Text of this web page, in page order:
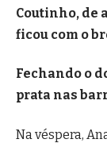
Coutinho, de
ficou com o
Fechando o
prata nas
Na véspera,